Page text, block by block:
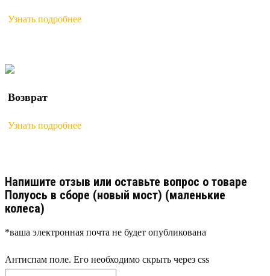
Узнать подробнее
Возврат
Узнать подробнее
Напишите отзыв или оставьте вопрос о товаре
Полуось в сборе (новый мост) (маленькие
колеса)
*ваша электронная почта не будет опубликована
Антиспам поле. Его необходимо скрыть через css